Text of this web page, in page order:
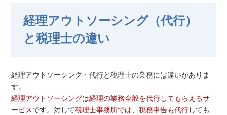
経理アウトソーシング（代行）
と税理士の違い
経理アウトソーシング・代行と税理士の業務には違いがありま
す。
経理アウトソーシングは経理の業務全般を代行してもらえるサ
ービスです。対して税理士事務所では、税務申告も代行しても